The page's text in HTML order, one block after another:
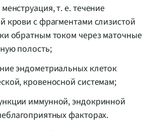
т. е.течение
крови с фрагментами слизистой
обратным током через маточные
полость;
эндометриальных клеток
кровеносной системам;
иммунной, эндокринной
факторах.